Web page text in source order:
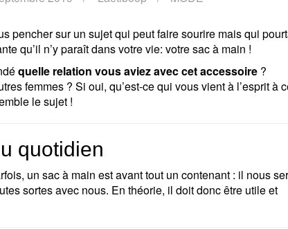
pencher sur un sujet qui peut faire sourire mais qui
qu’il n’y paraît dans votre vie: votre sac à main !
quelle relation vous aviez avec cet accessoire ?
femmes ? Si oui, qu’est-ce qui vous vient à l’esprit à
le sujet !
quotidien
un sac à main est avant tout un contenant : il nous
sortes avec nous. En théorie, il doit donc être utile et